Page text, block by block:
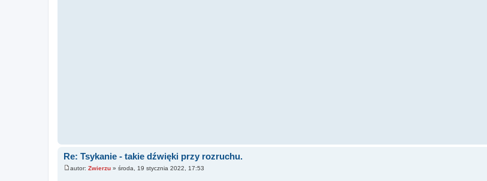
Re: Tsykanie - takie dźwięki przy rozruchu.
autor: Zwierzu » środa, 19 stycznia 2022, 17:53